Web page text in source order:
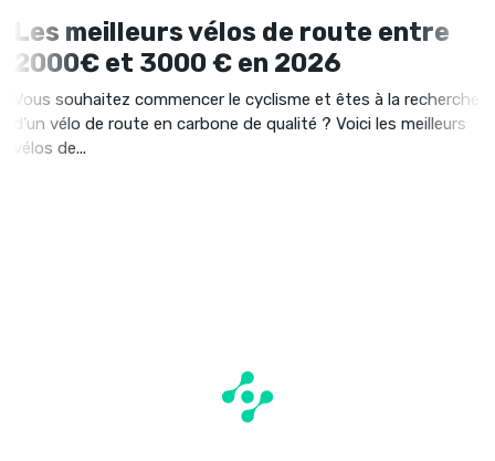
Les meilleurs vélos de route entre
2000€ et 3000 € en 2026
Vous souhaitez commencer le cyclisme et êtes à la recherche
d’un vélo de route en carbone de qualité ? Voici les meilleurs
vélos de...